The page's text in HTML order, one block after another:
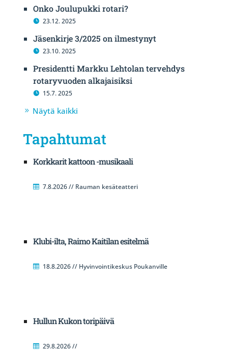
Onko Joulupukki rotari?
23.12. 2025
Jäsenkirje 3/2025 on ilmestynyt
23.10. 2025
Presidentti Markku Lehtolan tervehdys
rotaryvuoden alkajaisiksi
15.7. 2025
Näytä kaikki
Tapahtumat
Korkkarit kattoon -musikaali
7.8.2026 // Rauman kesäteatteri
Klubi-ilta, Raimo Kaitilan esitelmä
18.8.2026 // Hyvinvointikeskus Poukanville
Hullun Kukon toripäivä
29.8.2026 //